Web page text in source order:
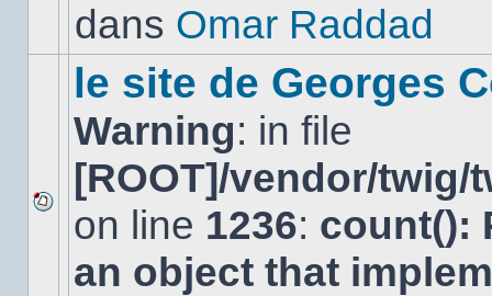
dans
sujet.
dans Omar Raddad
Aucun
nouveau
message
non-
le site de Georges
Warning: in file
[ROOT]/vendor/
on line 1236: count():
an object that